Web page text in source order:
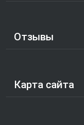
Отзывы
Карта сайта